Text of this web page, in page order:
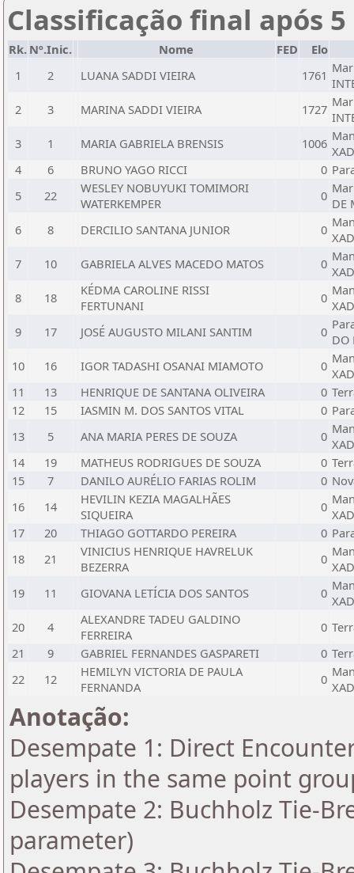
Classificação final após
Rk. Nº.Inic. Nome FED
Elo
1
2 LUANA SADDI VIEIRA 1761
2
3 MARINA SADDI VIEIRA 1727
3
1 MARIA GABRIELA BRENSIS 1006
4
6 BRUNO YAGO RICCI 0
5
22
WESLEY NOBUYUKI TOMIMORI
WATERKEMPER
0 DE
6
8 DERCILIO SANTANA JUNIOR 0
7
10 GABRIELA ALVES MACEDO MATOS 0
8
18
KÉDMA CAROLINE RISSI
FERTUNANI
0
9
17 JOSÉ AUGUSTO MILANI SANTIM 0 DO
10
16 IGOR TADASHI OSANAI MIAMOTO 0
11
13 HENRIQUE DE SANTANA OLIVEIRA 0
12
15 IASMIN M. DOS SANTOS VITAL 0
13
5 ANA MARIA PERES DE SOUZA 0
14
19 MATHEUS RODRIGUES DE SOUZA 0
15
7 DANILO AURÉLIO FARIAS ROLIM 0
16
14
HEVILIN KEZIA MAGALHÃES
SIQUEIRA
0
17
20 THIAGO GOTTARDO PEREIRA 0
18
21
VINICIUS HENRIQUE HAVRELUK
BEZERRA
0
19
11 GIOVANA LETÍCIA DOS SANTOS 0
20
4
ALEXANDRE TADEU GALDINO
FERREIRA
0
21
9 GABRIEL FERNANDES GASPARETI 0
22
12
HEMILYN VICTORIA DE PAULA
FERNANDA
0
Anotação:
Desempate 1: Direct
players in the same point
Desempate 2: Buchholz Tie-
parameter)